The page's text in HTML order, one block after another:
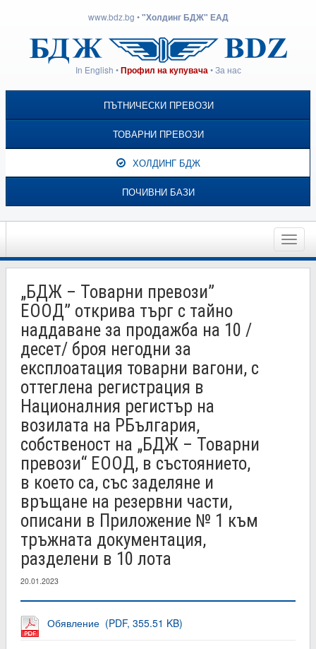
www.bdz.bg •"Холдинг БДЖ" ЕАД
In English •Профил на купувача •За нас
ПЪТНИЧЕСКИ ПРЕВОЗИ
ТОВАРНИ ПРЕВОЗИ
ХОЛДИНГ БДЖ
ПОЧИВНИ БАЗИ
Toggle
„БДЖ – Товарни превози”
ЕООД” открива търг с тайно
наддаване за продажба на 10 /
десет/ броя негодни за
експлоатация товарни вагони, с
оттеглена регистрация в
Националния регистър на
возилата на РБългария,
собственост на „БДЖ – Товарни
превози“ ЕООД, в състоянието,
в което са, със заделяне и
връщане на резервни части,
описани в Приложение № 1 към
тръжната документация,
разделени в 10 лота
20.01.2023
Обявление (PDF, 355.51 KB)